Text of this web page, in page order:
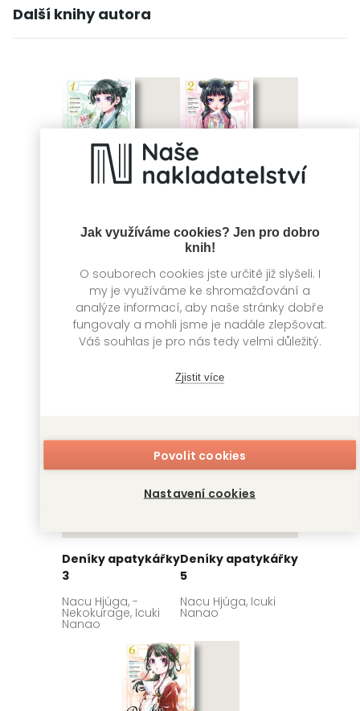
Jak využíváme cookies? Jen pro dobro
knih!
O souborech cookies jste určitě již slyšeli. I
my je využíváme ke shromažďování a
analýze informací, aby naše stránky dobře
fungovaly a mohli jsme je nadále zlepšovat.
Váš souhlas je pro nás tedy velmi důležitý.
Zjistit více
Povolit cookies
Nastavení cookies
Další knihy autora
Deníky apatykářky
Nacu Hjúga, -
Nekokurage, Icuki
Nanao, Toki Śíno
Deníky apatykářky
2
Nacu Hjúga, -
Nekokurage, Icuki
Nanao, Toki Śíno
Deníky apatykářky
3
Nacu Hjúga, -
Nekokurage, Icuki
Nanao
Deníky apatykářky
5
Nacu Hjúga, Icuki
Nanao